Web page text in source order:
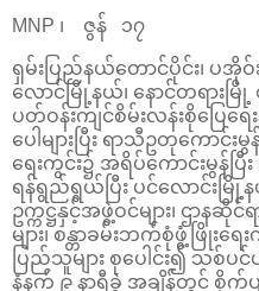
MNP ၊ ဇွန် ၁၇
ရှမ်းပြည်နယ်တောင်ပိုင်း၊ ပ
လောင်မြို့နယ်၊ နောင်တရားမြို့
ပတ်ဝန်းကျင်စိမ်းလန်းစိုပြေရေ
ပေါများပြီး ရာသီဥတုကောင်း
ရေးကွင်း၌ အရိပ်ကောင်းမွန်ပ
ရန်ရွည်ရွယ်ပြီး ပင်လောင်းမ
ဥက္ကဋ္ဌနှင့်အဖွဲ့ဝင်များ၊ ဌာနဆိုင်
များ၊ စန္တာခမ်းဘက်စုံဖွံ့ဖြိုးရ
ပြည်သူများ စုပေါင်း၍ သစ်ပ
နံနက် ၉ နာရီခွဲ အချိန်တွင် စိုက်